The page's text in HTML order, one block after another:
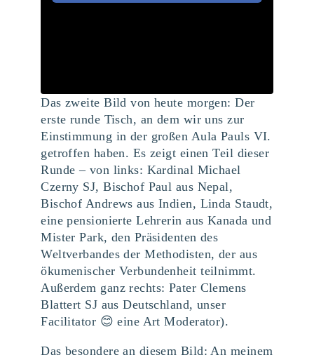
Das zweite Bild von heute morgen: Der
erste runde Tisch, an dem wir uns zur
Einstimmung in der großen Aula Pauls VI.
getroffen haben. Es zeigt einen Teil dieser
Runde – von links: Kardinal Michael
Czerny SJ, Bischof Paul aus Nepal,
Bischof Andrews aus Indien, Linda Staudt,
eine pensionierte Lehrerin aus Kanada und
Mister Park, den Präsidenten des
Weltverbandes der Methodisten, der aus
ökumenischer Verbundenheit teilnimmt.
Außerdem ganz rechts: Pater Clemens
Blattert SJ aus Deutschland, unser
Facilitator 😊 eine Art Moderator).
Das besondere an diesem Bild: An meinem